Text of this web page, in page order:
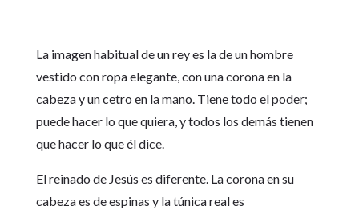
La imagen habitual de un rey es la de un hombre
vestido con ropa elegante, con una corona en la
cabeza y un cetro en la mano. Tiene todo el poder;
puede hacer lo que quiera, y todos los demás tienen
que hacer lo que él dice.
El reinado de Jesús es diferente. La corona en su
cabeza es de espinas y la túnica real es